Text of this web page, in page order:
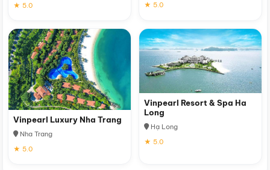
★ 5.0
★ 5.0
Vinpearl Luxury Nha Trang
Nha Trang
★ 5.0
Vinpearl Resort & Spa Ha
Long
Hạ Long
★ 5.0